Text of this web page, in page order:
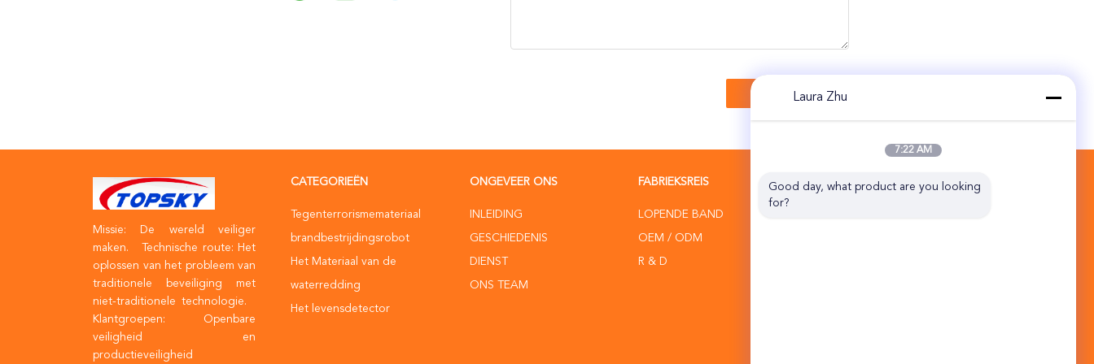
Missie: De wereld veiliger
maken. Technische route: Het
oplossen van het probleem van
traditionele beveiliging met
niet-traditionele technologie.
Klantgroepen: Openbare
veiligheid en
productieveiligheid
CATEGORIEËN
Tegenterrorismemateriaal
brandbestrijdingsrobot
Het Materiaal van de
waterredding
Het levensdetector
ONGEVEER ONS
INLEIDING
GESCHIEDENIS
DIENST
ONS TEAM
FABRIEKSREIS
LOPENDE BAND
OEM / ODM
R & D
CONTACTEER ONS
Laura Zhu
7:22 AM
Good day, what product are you looking
for?